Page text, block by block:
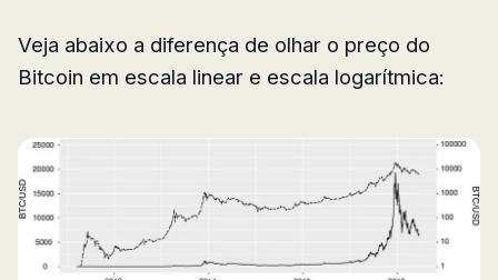
Veja abaixo a diferença de olhar o preço do
Bitcoin em escala linear e escala logarítmica: